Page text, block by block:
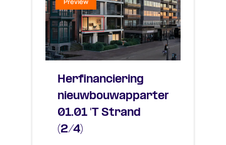
Herfinanciering
nieuwbouwappartement
01.01 'T Strand
(2/4)